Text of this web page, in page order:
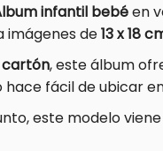
infantil bebéen
imágenes de13 x 18
cartón, este álbum
hace fácil de ubicar
este modelo viene